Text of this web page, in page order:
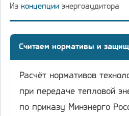
Из концепции энергоаудитора
Считаем нормативы и
Расчёт нормативов
при передаче тепловой
по приказу Минэнерго